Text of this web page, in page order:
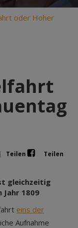
oder Hoher
| Teilen
Teilen
gleichzeitig
Jahr 1809
eins der
Aufnahme